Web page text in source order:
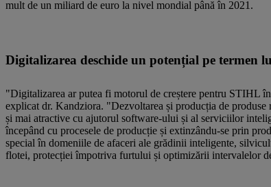
mult de un miliard de euro la nivel mondial până în 2021.
Digitalizarea deschide un potențial pe termen
"Digitalizarea ar putea fi motorul de creștere pentru STIHL
explicat dr. Kandziora. "Dezvoltarea și producția de
și mai atractive cu ajutorul software-ului și al serviciilor
începând cu procesele de producție și extinzându-se prin
special în domeniile de afaceri ale grădinii inteligente,
flotei, protecției împotriva furtului și optimizării intervalelor